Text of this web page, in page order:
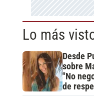
Lo más
Desde
sobre
"No
de